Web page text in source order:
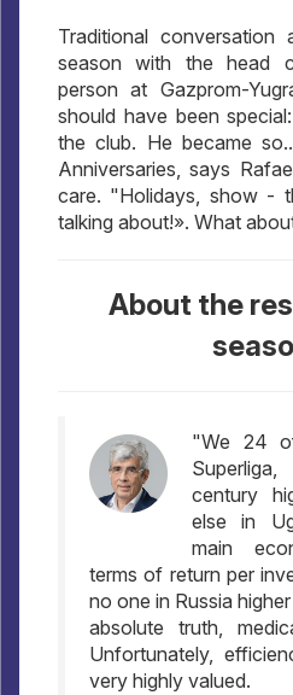
Traditional
season with the head
person at Gazprom-
should have been
the club. He became
Anniversaries, says
care. "Holidays, show -
talking about!». What
About the
"We 24
century
else in
main
terms of return per
no one in Russia
absolute truth,
Unfortunately,
very highly valued.